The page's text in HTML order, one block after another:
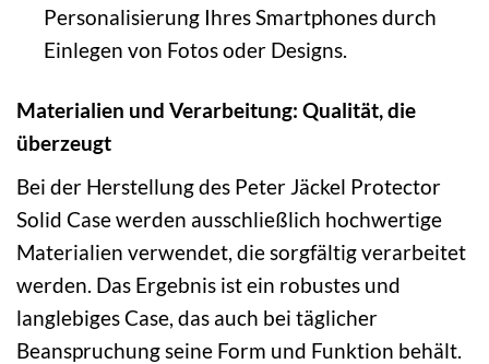
Personalisierung Ihres Smartphones durch
Einlegen von Fotos oder Designs.
Materialien und Verarbeitung: Qualität, die
überzeugt
Bei der Herstellung des Peter Jäckel Protector
Solid Case werden ausschließlich hochwertige
Materialien verwendet, die sorgfältig verarbeitet
werden. Das Ergebnis ist ein robustes und
langlebiges Case, das auch bei täglicher
Beanspruchung seine Form und Funktion behält.